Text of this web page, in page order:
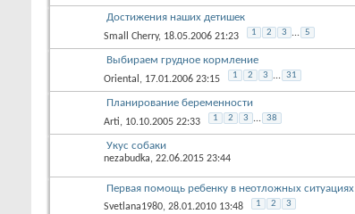
Достижения наших детишек
Small Cherry, 18.05.2006 21:23 1 2 3 ... 5
Выбираем грудное кормление
Oriental , 17.01.2006 23:15 1 2 3 ... 31
Планирование беременности
Arti, 10.10.2005 22:33 1 2 3 ... 38
Укус собаки
nezabudka, 22.06.2015 23:44
Первая помощь ребенку в неотложных ситуациях
Svetlana1980, 28.01.2010 13:48 1 2 3